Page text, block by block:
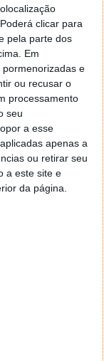
clicar para
pela parte dos
Em
e
ou recusar o
processamento
seu
a esse
apenas a
ou retirar seu
a este site e
da página.
comum,
falha de
terceiro,
ataque MITM
neste caso